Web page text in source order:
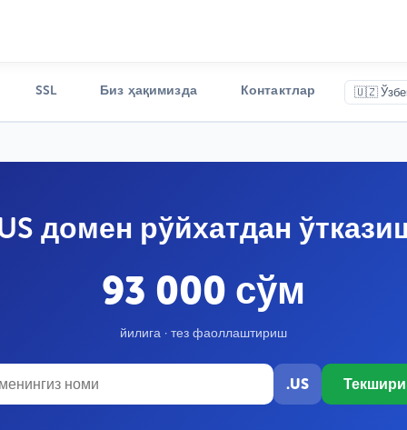
SSL Биз ҳақимизда Контактлар 🇺🇿
домен рўйхатдан
93 000 сўм
йилига · тез фаоллаштириш
.US